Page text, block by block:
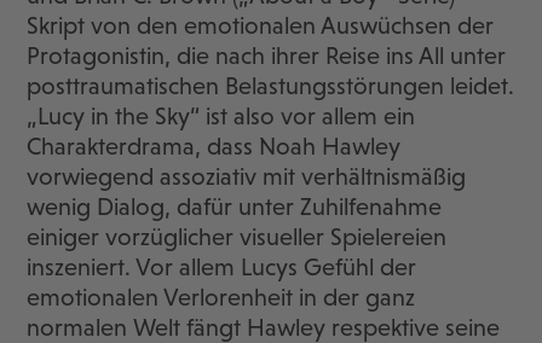
Skript von den emotionalen Auswüchsen der
Protagonistin, die nach ihrer Reise ins All unter
posttraumatischen Belastungsstörungen leidet.
„Lucy in the Sky“ ist also vor allem ein
Charakterdrama, dass Noah Hawley
vorwiegend assoziativ mit verhältnismäßig
wenig Dialog, dafür unter Zuhilfenahme
einiger vorzüglicher visueller Spielereien
inszeniert. Vor allem Lucys Gefühl der
emotionalen Verlorenheit in der ganz
normalen Welt fängt Hawley respektive seine